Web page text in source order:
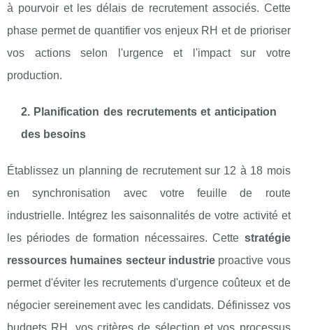
à pourvoir et les délais de recrutement associés. Cette
phase permet de quantifier vos enjeux RH et de prioriser
vos actions selon l'urgence et l'impact sur votre
production.
2. Planification des recrutements et anticipation
des besoins
Établissez un planning de recrutement sur 12 à 18 mois
en synchronisation avec votre feuille de route
industrielle. Intégrez les saisonnalités de votre activité et
les périodes de formation nécessaires. Cette stratégie
ressources humaines secteur industrieproactive vous
permet d'éviter les recrutements d'urgence coûteux et de
négocier sereinement avec les candidats. Définissez vos
budgets RH, vos critères de sélection et vos processus